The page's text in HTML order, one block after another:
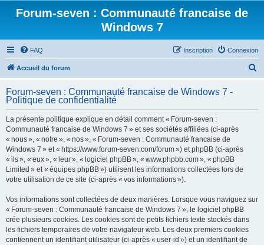
Forum-seven : Communauté francaise de
Windows 7
FAQ Connexion
Inscription
Accueil du forum
h
Forum-seven : Communauté francaise de Windows 7 -
Politique de confidentialité
La présente politique explique en détail comment « Forum-seven :
Communauté francaise de Windows 7 » et ses sociétés affiliées (ci-après
« nous », « notre », « nos », « Forum-seven : Communauté francaise de
Windows 7 » et « https://www.forum-seven.com/forum ») et phpBB (ci-après
« ils », « eux », « leur », « logiciel phpBB », « www.phpbb.com », « phpBB
Limited » et « équipes phpBB ») utilisent les informations collectées lors de
votre utilisation de ce site (ci-après « vos informations »).
Vos informations sont collectées de deux manières. Lorsque vous naviguez sur
« Forum-seven : Communauté francaise de Windows 7 », le logiciel phpBB
crée plusieurs cookies. Les cookies sont de petits fichiers texte stockés dans
les fichiers temporaires de votre navigateur web. Les deux premiers cookies
contiennent un identifiant utilisateur (ci-après « user-id ») et un identifiant de